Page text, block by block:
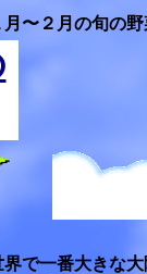
月〜２月の旬の
界で一番大きな